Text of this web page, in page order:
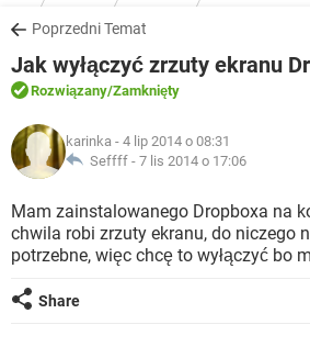
SPOTIFY
INSTAGRAM
WINDOWS 10
PlayStation
SPOTIFY
INSTAGRAM
WINDOWS 10
DO POBRANIA
ANDROID TIKTOK
GRY
IOS
INSTAGRAM
WINDOWS 10
FORUM
COVID-19
GRY
INSTAGRAM
ARTYKUŁY
COVID-19
GRY
SPOTIFY
INSTAGRAM
Poprzedni Temat
Jak wyłączyć zrzuty ekranu
Rozwiązany/Zamknięty
karinka - 4 lip 2014 o 08:31
Seffff - 7 lis 2014 o 17:06
Mam zainstalowanego Dropboxa na
chwila robi zrzuty ekranu, do niczego
potrzebne, więc chcę to wyłączyć bo
Share